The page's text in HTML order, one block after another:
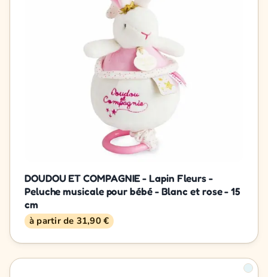
DOUDOU ET COMPAGNIE - Lapin Fleurs -
Peluche musicale pour bébé - Blanc et rose - 15
cm
à partir de 31,90 €